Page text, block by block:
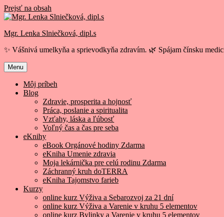
Prejsť na obsah
Mgr. Lenka Slniečková, dipl.s
✨ Vášnivá umelkyňa a sprievodkyňa zdravím. 🌿 Spájam čínsku
Menu
Môj príbeh
Blog
Zdravie, prosperita a hojnosť
Práca, poslanie a spiritualita
Vzťahy, láska a ľúbosť
Voľný čas a čas pre seba
eKnihy
eBook Orgánové hodiny Zdarma
eKniha Umenie zdravia
Moja lekárnička pre celú rodinu Zdarma
Záchranný kruh doTERRA
eKniha Tajomstvo farieb
Kurzy
online kurz Výživa a Sebarozvoj za 21 dní
online kurz Výživa a Varenie v kruhu 5 elementov
online kurz Bylinky a Varenie v kruhu 5 elementov